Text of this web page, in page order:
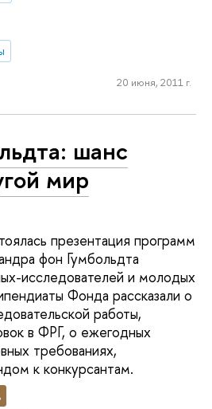
20 июня, 2011 г.
шанс
мир
презентация программ
фон Гумбольдта
исследователей и молодых
Фонда рассказали о
работы,
в ФРГ, о ежегодных
требованиях,
к конкурсантам.